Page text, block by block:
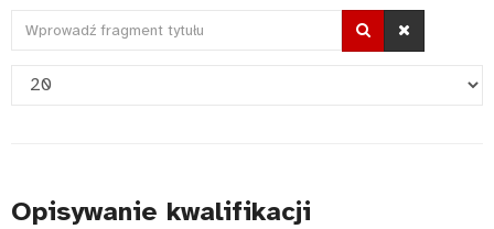
Wprowadź
tytułu
Pokaż
Opisywanie kwalifikacji